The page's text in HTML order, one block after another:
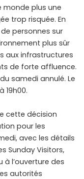
monde plus une
trop risquée. En
personnes sur
plus sûr
aux infrastructures
de forte affluence.
du samedi annulé. Le
19h00.
cette décision
pour les
avec les détails
Sunday Visitors,
l’ouverture des
autorités